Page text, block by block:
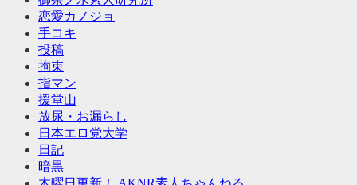
恋愛カノジョ
手コキ
投稿
拘束
指マン
援堂山
放尿・お漏らし
日本エロ党大学
日記
暗黒